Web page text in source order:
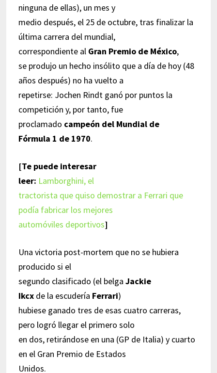
ninguna de ellas), un mes y
medio después, el 25 de octubre, tras finalizar la
última carrera del mundial,
correspondiente al Gran Premio de México,
se produjo un hecho insólito que a día de hoy (48
años después) no ha vuelto a
repetirse: Jochen Rindt ganó por puntos la
competición y, por tanto, fue
proclamado campeón del Mundial de
Fórmula 1 de 1970.
[Te puede interesar
leer: Lamborghini, el
tractorista que quiso demostrar a Ferrari que
podía fabricar los mejores
automóviles deportivos]
Una victoria post-mortem que no se hubiera
producido si el
segundo clasificado (el belga Jackie
Ikcxde la escudería Ferrari)
hubiese ganado tres de esas cuatro carreras,
pero logró llegar el primero solo
en dos, retirándose en una (GP de Italia) y cuarto
en el Gran Premio de Estados
Unidos.